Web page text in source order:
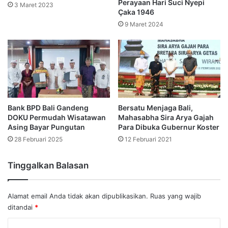
3 Maret 2023
Perayaan Hari Suci Nyepi
Çaka 1946
9 Maret 2024
Bank BPD Bali Gandeng
DOKU Permudah Wisatawan
Asing Bayar Pungutan
28 Februari 2025
Bersatu Menjaga Bali,
Mahasabha Sira Arya Gajah
Para Dibuka Gubernur Koster
12 Februari 2021
Tinggalkan Balasan
Alamat email Anda tidak akan dipublikasikan. Ruas yang wajib
ditandai *